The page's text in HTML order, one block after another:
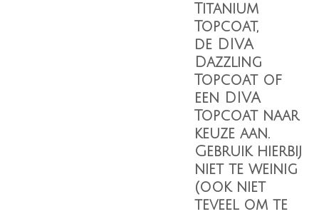
Titanium
Topcoat,
de DIVA
Dazzling
Topcoatof
een DIVA
Topcoatnaar
keuze aan.
Gebruik hierbij
niet te weinig
(ook niet
teveel om te